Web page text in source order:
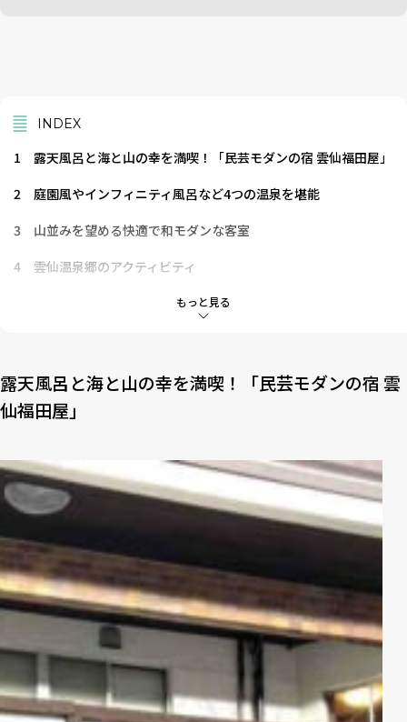
もっと見る
INDEX
1
露天風呂と海と山の幸を満喫！「民芸モダンの宿 雲仙福田屋」
2
庭園風やインフィニティ風呂など4つの温泉を堪能
3
山並みを望める快適で和モダンな客室
4
雲仙温泉郷のアクティビティ
長崎和牛や地元産の野菜を活かした料理に舌鼓
露天風呂と海と山の幸を満喫！「民芸モダンの宿 雲
仙福田屋」